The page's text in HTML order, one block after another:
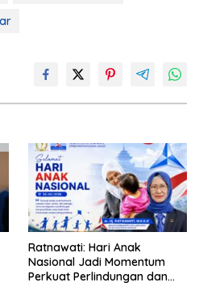
Ratnawati: Hari Anak
Nasional Jadi Momentum
Perkuat Perlindungan dan